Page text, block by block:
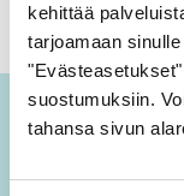
kehittää
tarjoamaan
suostumuksiin.
tahansa sivun